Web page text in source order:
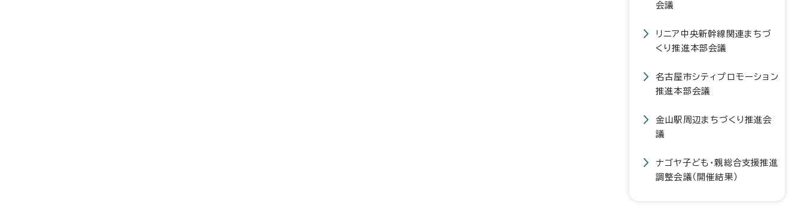
会議
リニア中央新幹線関連まちづ
くり推進本部会議
名古屋市シティプロモーション
推進本部会議
金山駅周辺まちづくり推進会
議
ナゴヤ子ども・親総合支援推進
調整会議（開催結果）